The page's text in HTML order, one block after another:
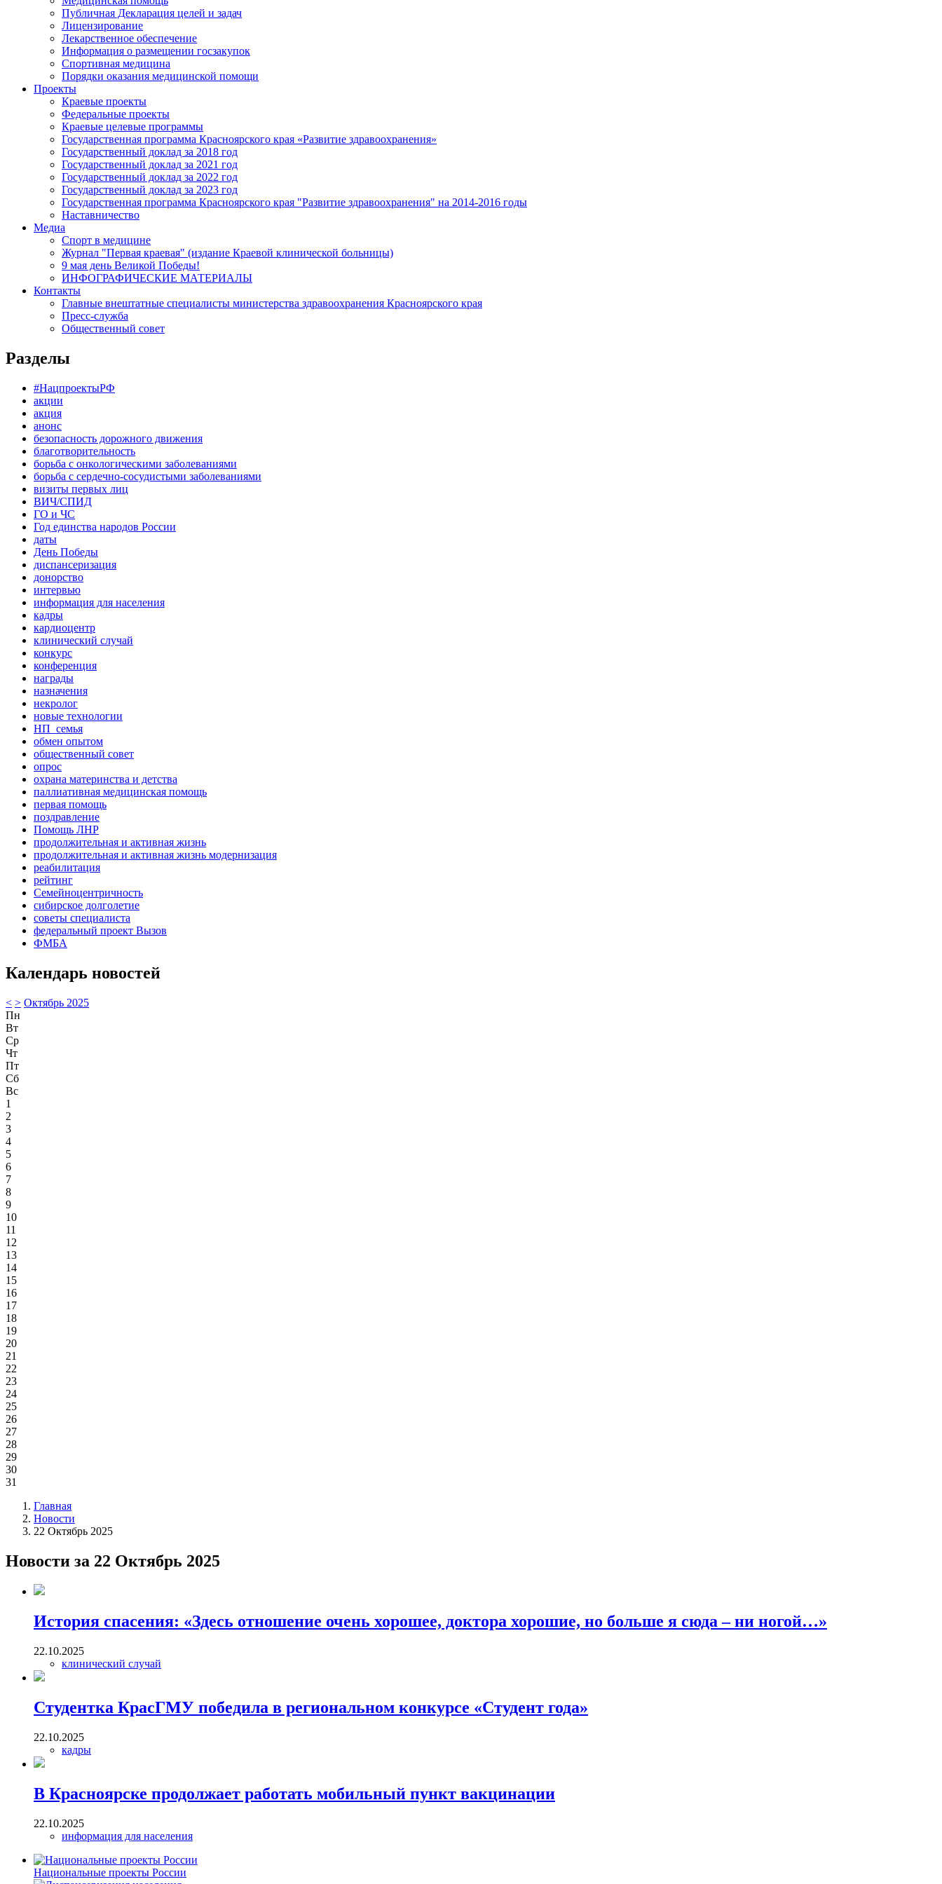
Публичная Декларация целей и задач
Лицензирование
Лекарственное обеспечение
Информация о размещении госзакупок
Спортивная медицина
Порядки оказания медицинской помощи
Проекты
Краевые проекты
Федеральные проекты
Краевые целевые программы
Государственная программа Красноярского края «Развитие здравоохранения»
Государственный доклад за 2018 год
Государственный доклад за 2021 год
Государственный доклад за 2022 год
Государственный доклад за 2023 год
Государственная программа Красноярского края "Развитие здравоохранения" на 2014-2016 годы
Наставничество
Медиа
Спорт в медицине
Журнал "Первая краевая" (издание Краевой клинической больницы)
9 мая день Великой Победы!
ИНФОГРАФИЧЕСКИЕ МАТЕРИАЛЫ
Контакты
Главные внештатные специалисты министерства здравоохранения Красноярского края
Пресс-служба
Общественный совет
Разделы
#НацпроектыРФ
акции
акция
анонс
безопасность дорожного движения
благотворительность
борьба с онкологическими заболеваниями
борьба с сердечно-сосудистыми заболеваниями
визиты первых лиц
ВИЧ/СПИД
ГО и ЧС
Год единства народов России
даты
День Победы
диспансеризация
донорство
интервью
информация для населения
кадры
кардиоцентр
клинический случай
конкурс
конференция
награды
назначения
некролог
новые технологии
НП_семья
обмен опытом
общественный совет
опрос
охрана материнства и детства
паллиативная медицинская помощь
первая помощь
поздравление
Помощь ЛНР
продолжительная и активная жизнь
продолжительная и активная жизнь модернизация
реабилитация
рейтинг
Семейноцентричность
сибирское долголетие
советы специалиста
федеральный проект Вызов
ФМБА
Календарь новостей
< > Октябрь 2025
Пн
Вт
Ср
Чт
Пт
Сб
Вс
1
2
3
4
5
6
7
8
9
10
11
12
13
14
15
16
17
18
19
20
21
22
23
24
25
26
27
28
29
30
31
Главная
Новости
22 Октябрь 2025
Новости за 22 Октябрь 2025
История спасения: «Здесь отношение очень хорошее, доктора хорошие, но больше я сюда – ни ногой…»
22.10.2025
клинический случай
Студентка КрасГМУ победила в региональном конкурсе «Студент года»
22.10.2025
кадры
В Красноярске продолжает работать мобильный пункт вакцинации
22.10.2025
информация для населения
Национальные проекты России